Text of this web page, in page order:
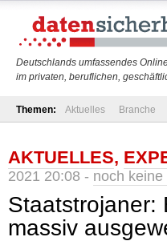
Deutschlands umfassendes
im privaten, beruflichen,
Themen: Aktuelles Branche
AKTUELLES,
2021 20:08 - noch
Staatstrojaner:
massiv